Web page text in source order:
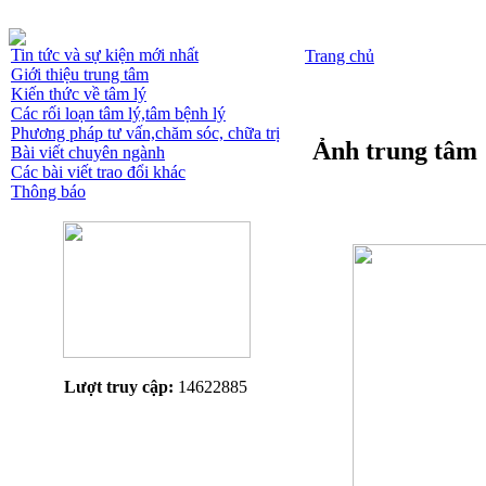
Tin tức và sự kiện mới nhất
Giới thiệu trung tâm
Kiến thức về tâm lý
Các rối loạn tâm lý,tâm bệnh lý
Phương pháp tư vấn,chăm sóc, chữa trị
Bài viết chuyên ngành
Các bài viết trao đổi khác
Thông báo
Lượt truy cập: 14622885
Trang chủ
Ảnh trung tâm